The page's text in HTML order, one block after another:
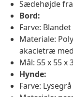
Sædehøjde
Bord:
Farve:
Materiale:
akacietræ
Mål: 55 x 55 x
Hynde:
Farve: Lysegrå